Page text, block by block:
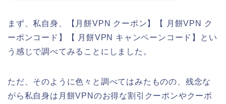
まず、私自身、【月餅VPN クーポン】【 月餅VPN ク
ーポンコード】【 月餅VPN キャンペーンコード】とい
う感じで調べてみることにしました。
ただ、そのように色々と調べてはみたものの、残念な
がら私自身は月餅VPNのお得な割引クーポンやクーポ